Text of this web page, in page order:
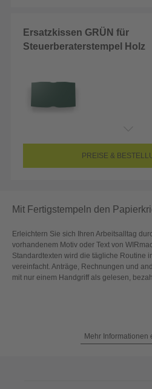
Ersatzkissen GRÜN für
Steuerberaterstempel Holz
PREISE &
Mit Fertigstempeln den
Erleichtern Sie sich Ihren Arbeitsalltag
vorhandenem Motiv oder Text von
Standardtexten wird die tägliche Routine
vereinfacht. Anträge, Rechnungen und
mit nur einem Handgriff als gelesen,
Mehr Informationen